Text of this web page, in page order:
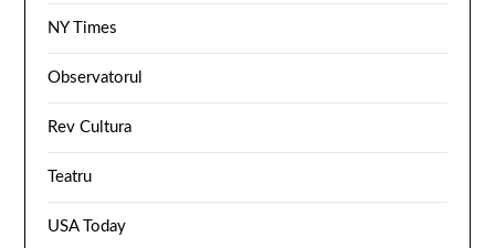
NY Times
Observatorul
Rev Cultura
Teatru
USA Today